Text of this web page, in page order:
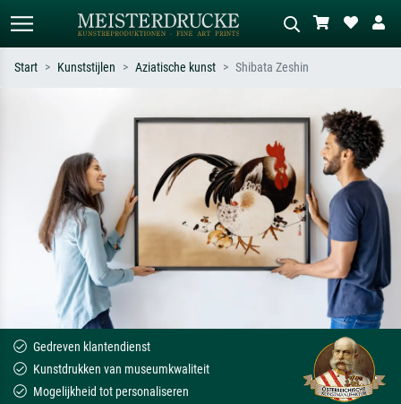
Monet, Sterrennacht, impressionisme,
Hokusai-golf, naakt.
Beschrijf de scène – bijv. groene
weide, abstract met veel rood, donker
olieverfschilderij, staand naakt naast
een boom.
Start Kunststijlen Aziatische kunst Shibata Zeshin
Gedreven klantendienst
Kunstdrukken van museumkwaliteit
Mogelijkheid tot personaliseren